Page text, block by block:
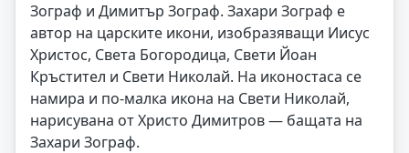
Зограф и Димитър Зограф. Захари Зограф е
автор на царските икони, изобразяващи Иисус
Христос, Света Богородица, Свети Йоан
Кръстител и Свети Николай. На иконостаса се
намира и по-малка икона на Свети Николай,
нарисувана от Христо Димитров — бащата на
Захари Зограф.